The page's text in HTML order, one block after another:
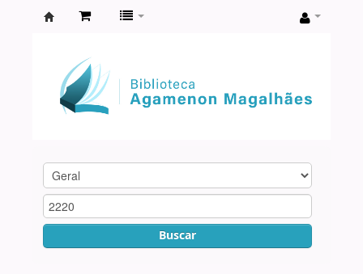
Agamenon
Magalhães
Buscar